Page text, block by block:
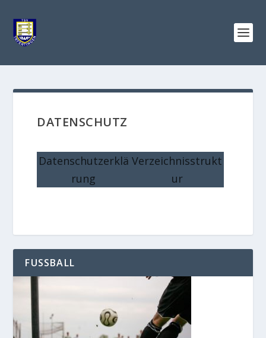
DATENSCHUTZ
Datenschutzerklä
rung
Verzeichnisstrukt
ur
FUSSBALL